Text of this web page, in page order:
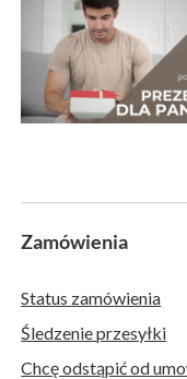
Zamówienia
Status zamówienia
Śledzenie przesyłki
Chcę odstąpić od